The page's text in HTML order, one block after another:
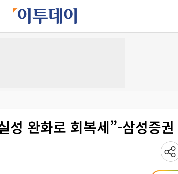
성 완화로 회복세”-삼성증권